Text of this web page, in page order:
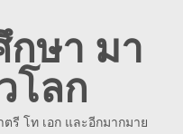
ษา มา
โลก
โท เอก และอีกมากมาย